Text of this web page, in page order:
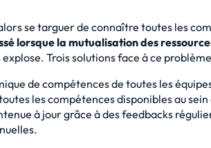
se targuer de connaître toutes les
lorsque la mutualisation des
Trois solutions face à ce
de compétences de toutes les
les compétences disponibles au sein
à jour grâce à des feedbacks